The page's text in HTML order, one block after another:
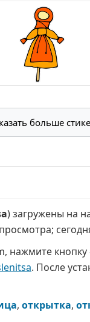
больше
) загружены на
;
нажмите кнопку
. После
, открытка,